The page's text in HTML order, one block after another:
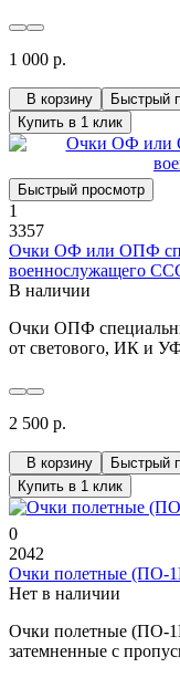
1 000 р.
В корзину
Быстрый
Купить в 1 клик
Быстрый просмотр
1
3357
Очки ОФ или ОПФ
военнослужащего
В наличии
Очки ОПФ
от светового, ИК и
2 500 р.
В корзину
Быстрый
Купить в 1 клик
0
2042
Очки полетные (ПО-
Нет в наличии
Очки полетные (ПО-
затемненные с